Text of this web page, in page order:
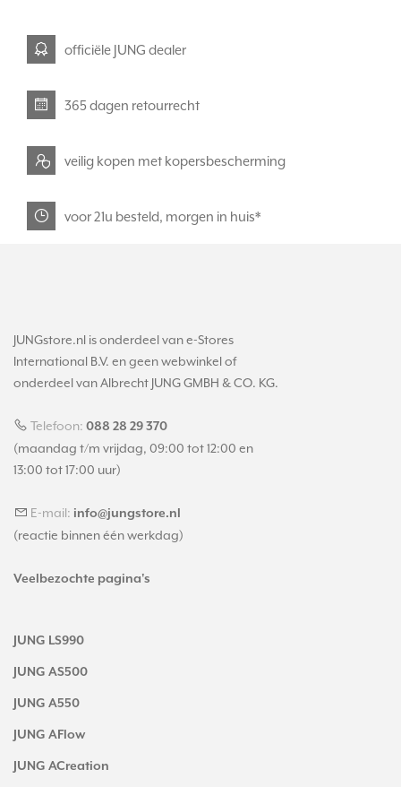
officiële JUNG dealer
365 dagen retourrecht
veilig kopen met kopersbescherming
voor 21u besteld, morgen in huis*
JUNGstore.nl is onderdeel van e-Stores
International B.V. en geen webwinkel of
onderdeel van Albrecht JUNG GMBH & CO. KG.
Telefoon: 088 28 29 370
(maandag t/m vrijdag, 09:00 tot 12:00 en
13:00 tot 17:00 uur)
E-mail: info@jungstore.nl
(reactie binnen één werkdag)
Veelbezochte pagina's
JUNG LS990
JUNG AS500
JUNG A550
JUNG AFlow
JUNG ACreation